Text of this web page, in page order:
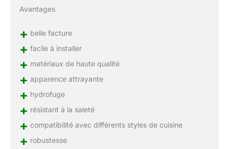
Avantages
+ belle facture
+ facile à installer
+ matériaux de haute qualité
+ apparence attrayante
+ hydrofuge
+ résistant à la saleté
+ compatibilité avec différents styles de cuisine
+ robustesse